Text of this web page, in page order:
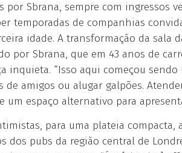
por Sbrana, sempre com ingressos
temporadas de companhias
idade. A transformação da sala
por Sbrana, que em 43 anos de
inquieta. “Isso aqui começou
de amigos ou alugar galpões.
um espaço alternativo para
para uma plateia
dos pubs da região central de